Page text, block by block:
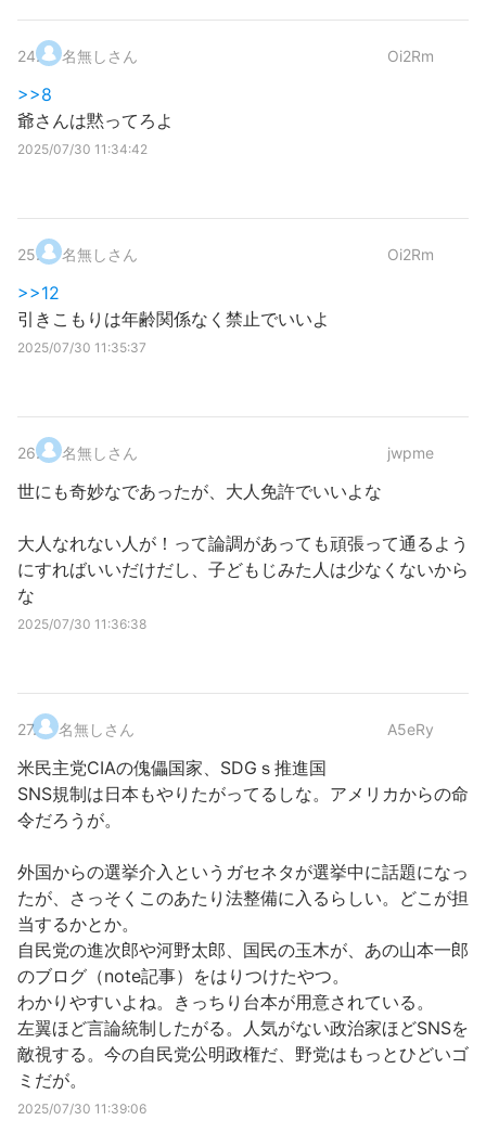
24. 名無しさん Oi2Rm
>>8
爺さんは黙ってろよ
2025/07/30 11:34:42
25. 名無しさん Oi2Rm
>>12
引きこもりは年齢関係なく禁止でいいよ
2025/07/30 11:35:37
26. 名無しさん jwpme
世にも奇妙なであったが、大人免許でいいよな
大人なれない人が！って論調があっても頑張って通るよう
にすればいいだけだし、子どもじみた人は少なくないから
な
2025/07/30 11:36:38
27. 名無しさん A5eRy
米民主党CIAの傀儡国家、SDGｓ推進国
SNS規制は日本もやりたがってるしな。アメリカからの命
令だろうが。
外国からの選挙介入というガセネタが選挙中に話題になっ
たが、さっそくこのあたり法整備に入るらしい。どこが担
当するかとか。
自民党の進次郎や河野太郎、国民の玉木が、あの山本一郎
のブログ（note記事）をはりつけたやつ。
わかりやすいよね。きっちり台本が用意されている。
左翼ほど言論統制したがる。人気がない政治家ほどSNSを
敵視する。今の自民党公明政権だ、野党はもっとひどいゴ
ミだが。
2025/07/30 11:39:06